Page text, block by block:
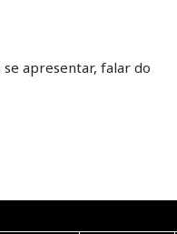
apresentar, falar do